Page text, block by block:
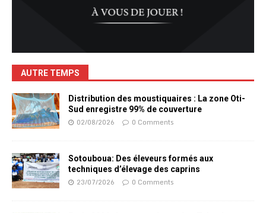
AUTRE TEMPS
Distribution des moustiquaires : La zone Oti-
Sud enregistre 99% de couverture
02/08/2026 0 Comments
Sotouboua: Des éleveurs formés aux
techniques d’élevage des caprins
23/07/2026 0 Comments